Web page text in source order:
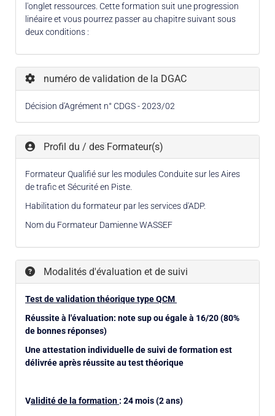
l'onglet ressources. Cette formation suit une progression
linéaire et vous pourrez passer au chapitre suivant sous
deux conditions :
numéro de validation de la DGAC
Décision d'Agrément n° CDGS - 2023/02
Profil du / des Formateur(s)
Formateur Qualifié sur les modules Conduite sur les Aires
de trafic et Sécurité en Piste.
Habilitation du formateur par les services d'ADP.
Nom du Formateur Damienne WASSEF
Modalités d'évaluation et de suivi
Test de validation théorique type QCM
Réussite à l'évaluation: note sup ou égale à 16/20 (80%
de bonnes réponses)
Une attestation individuelle de suivi de formation est
délivrée après réussite au test théorique
Validité de la formation : 24 mois (2 ans)